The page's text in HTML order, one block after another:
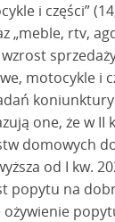
i części”
„meble, rtv,
motocykle i
koniunktury
one, że w II
domowych
od I kw.
popytu na
ożywienie